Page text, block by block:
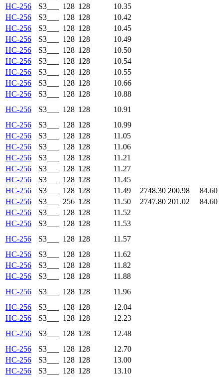
HC-256
S3___ 128 128
10.35
HC-256
S3___ 128 128
10.42
HC-256
S3___ 128 128
10.45
HC-256
S3___ 128 128
10.49
HC-256
S3___ 128 128
10.50
HC-256
S3___ 128 128
10.54
HC-256
S3___ 128 128
10.55
HC-256
S3___ 128 128
10.66
HC-256
S3___ 128 128
10.88
HC-256
S3___ 128 128
10.91
HC-256
S3___ 128 128
10.99
HC-256
S3___ 128 128
11.05
HC-256
S3___ 128 128
11.06
HC-256
S3___ 128 128
11.21
HC-256
S3___ 128 128
11.27
HC-256
S3___ 128 128
11.45
HC-256
S3___ 128 128 11.49 2748.30 200.98
84.60
HC-256
S3___ 256 128 11.50 2747.80 201.02
84.60
HC-256
S3___ 128 128
11.52
HC-256
S3___ 128 128
11.53
HC-256
S3___ 128 128
11.57
HC-256
S3___ 128 128
11.62
HC-256
S3___ 128 128
11.82
HC-256
S3___ 128 128
11.88
HC-256
S3___ 128 128
11.96
HC-256
S3___ 128 128
12.04
HC-256
S3___ 128 128
12.23
HC-256
S3___ 128 128
12.48
HC-256
S3___ 128 128
12.70
HC-256
S3___ 128 128
13.00
HC-256
S3___ 128 128
13.10